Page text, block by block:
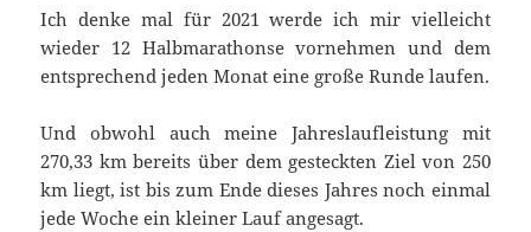
Ich denke mal für 2021 werde ich mir vielleicht
wieder 12 Halbmarathonse vornehmen und dem
entsprechend jeden Monat eine große Runde laufen.
Und obwohl auch meine Jahreslaufleistung mit
270,33 km bereits über dem gesteckten Ziel von 250
km liegt, ist bis zum Ende dieses Jahres noch einmal
jede Woche ein kleiner Lauf angesagt.